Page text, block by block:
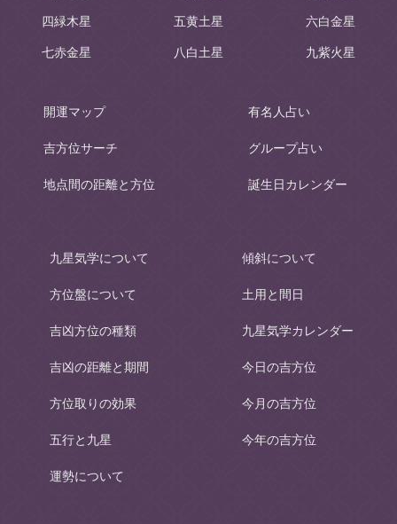
四緑木星 五黄土星 六白金星
七赤金星 八白土星 九紫火星
開運マップ
吉方位サーチ
地点間の距離と方位
有名人占い
グループ占い
誕生日カレンダー
九星気学について
方位盤について
吉凶方位の種類
吉凶の距離と期間
方位取りの効果
五行と九星
運勢について
傾斜について
土用と間日
九星気学カレンダー
今日の吉方位
今月の吉方位
今年の吉方位